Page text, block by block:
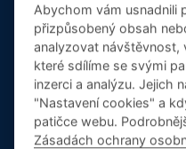
Napsali o nás:
Koleňák:
profesionalita
7. 11. 2025
20. srpna 16:00-17:00
schůzky k
Abychom vám usnadnili
přizpůsobený obsah
analyzovat návštěvnost,
které sdílíme se svými
inzerci a analýzu. Jejich
"Nastavení cookies" a
patičce webu.
Zásadách ochrany